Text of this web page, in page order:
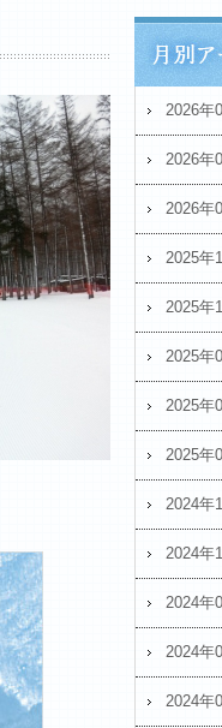
2026年
2026年
2026年
2025年
2025年
2025年
2025年
2025年
2024年
2024年
2024年
2024年
2024年